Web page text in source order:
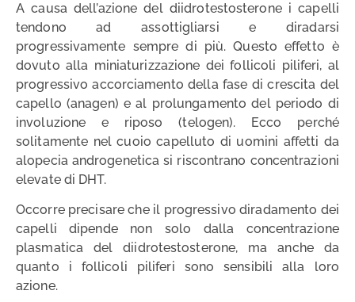
A causa dell’azione del diidrotestosterone i capelli
tendono ad assottigliarsi e diradarsi
progressivamente sempre di più. Questo effetto è
dovuto alla miniaturizzazione dei follicoli piliferi, al
progressivo accorciamento della fase di crescita del
capello (anagen) e al prolungamento del periodo di
involuzione e riposo (telogen). Ecco perché
solitamente nel cuoio capelluto di uomini affetti da
alopecia androgenetica si riscontrano concentrazioni
elevate di DHT.
Occorre precisare che il progressivo diradamento dei
capelli dipende non solo dalla concentrazione
plasmatica del diidrotestosterone, ma anche da
quanto i follicoli piliferi sono sensibili alla loro
azione.